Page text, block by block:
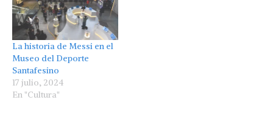
La historia de Messi en el
Museo del Deporte
Santafesino
17 julio, 2024
En "Cultura"